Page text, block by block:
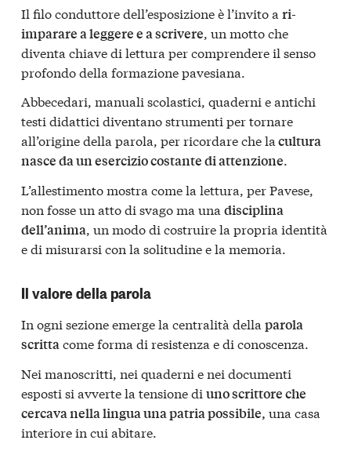
Il filo conduttore dell’esposizione è l’invito a ri-
imparare a leggere e a scrivere, un motto che
diventa chiave di lettura per comprendere il senso
profondo della formazione pavesiana.
Abbecedari, manuali scolastici, quaderni e antichi
testi didattici diventano strumenti per tornare
all’origine della parola, per ricordare che la cultura
nasce da un esercizio costante di attenzione.
L’allestimento mostra come la lettura, per Pavese,
non fosse un atto di svago ma una disciplina
dell’anima, un modo di costruire la propria identità
e di misurarsi con la solitudine e la memoria.
Il valore della parola
In ogni sezione emerge la centralità della parola
scrittacome forma di resistenza e di conoscenza.
Nei manoscritti, nei quaderni e nei documenti
esposti si avverte la tensione di uno scrittore che
cercava nella lingua una patria possibile, una casa
interiore in cui abitare.